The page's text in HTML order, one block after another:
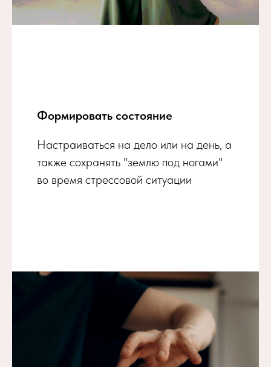
Формировать состояние
Настраиваться на дело или на день, а
также сохранять "землю под ногами"
во время стрессовой ситуации